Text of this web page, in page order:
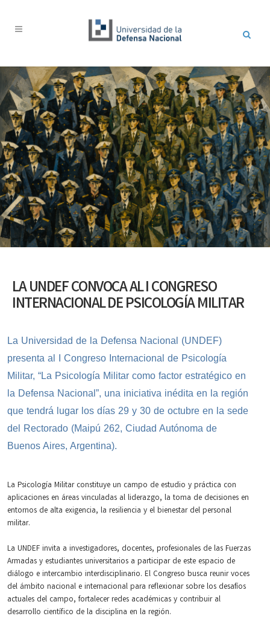
LA UNDEF CONVOCA AL I CONGRESO
INTERNACIONAL DE PSICOLOGÍA MILITAR
La Universidad de la Defensa Nacional (UNDEF)
presenta al I Congreso Internacional de Psicología
Militar, “La Psicología Militar como factor estratégico en
la Defensa Nacional”, una iniciativa inédita en la región
que tendrá lugar los días 29 y 30 de octubre en la sede
del Rectorado (Maipú 262, Ciudad Autónoma de
Buenos Aires, Argentina).
La Psicología Militar constituye un campo de estudio y práctica con
aplicaciones en áreas vinculadas al liderazgo, la toma de decisiones en
entornos de alta exigencia, la resiliencia y el bienestar del personal
militar.
La UNDEF invita a investigadores, docentes, profesionales de las Fuerzas
Armadas y estudiantes universitarios a participar de este espacio de
diálogo e intercambio interdisciplinario. El Congreso busca reunir voces
del ámbito nacional e internacional para reflexionar sobre los desafíos
actuales del campo, fortalecer redes académicas y contribuir al
desarrollo científico de la disciplina en la región.